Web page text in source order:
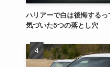
ハリアーで白は後悔する
気づいた5つの落とし穴